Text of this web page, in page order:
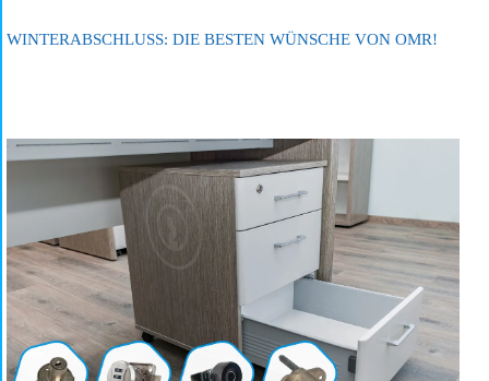
WINTERABSCHLUSS: DIE BESTEN WÜNSCHE VON OMR!